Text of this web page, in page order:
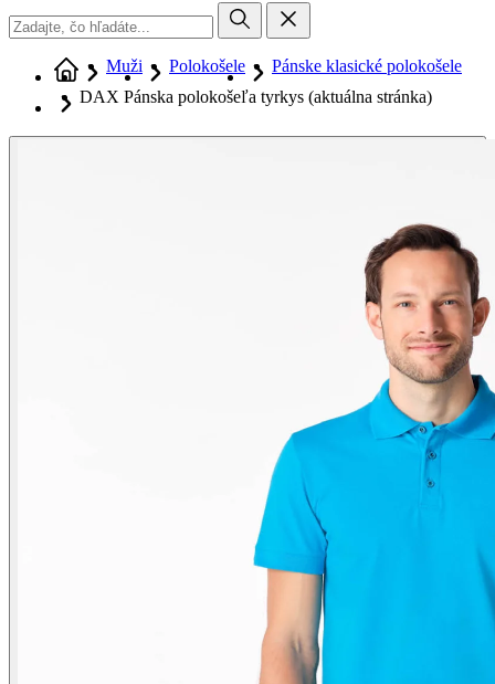
Muži Polokošele
Pánske klasické polokošele
DAX Pánska polokošeľa tyrkys (aktuálna stránka)